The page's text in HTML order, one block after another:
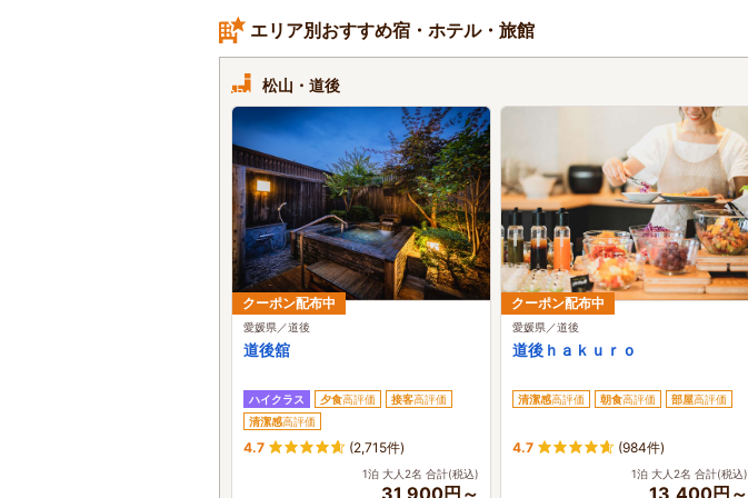
エリア別おすすめ宿・ホテル・旅館
松山・道後
クーポン配布中
愛媛県／道後
道後舘
ハイクラス 夕食高評価 接客高評価
清潔感高評価
4.7 (2,715件)
1泊 大人2名 合計(税込)
クーポン配布中
愛媛県／道後
道後ｈａｋｕｒｏ
清潔感高評価 朝食高評価 部屋高評価
4.7 (984件)
1泊 大人2名 合計(税込)